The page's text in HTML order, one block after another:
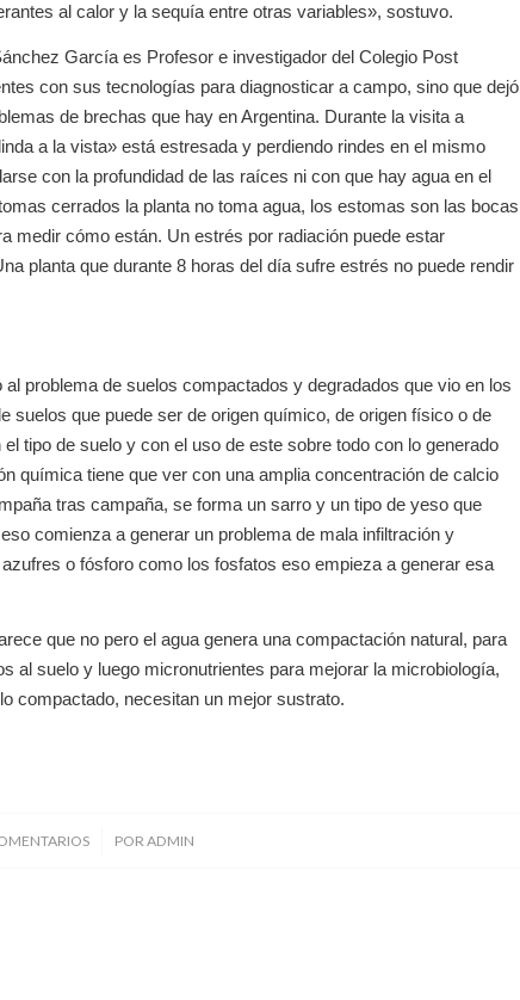
al calor y la sequía entre otras variables», sostuvo.
García es Profesor e investigador del Colegio Post
con sus tecnologías para diagnosticar a campo, sino que dejó
de brechas que hay en Argentina. Durante la visita a
a la vista» está estresada y perdiendo rindes en el mismo
con la profundidad de las raíces ni con que hay agua en el
cerrados la planta no toma agua, los estomas son las bocas
medir cómo están. Un estrés por radiación puede estar
planta que durante 8 horas del día sufre estrés no puede rendir
problema de suelos compactados y degradados que vio en los
que puede ser de origen químico, de origen físico o de
tipo de suelo y con el uso de este sobre todo con lo generado
química tiene que ver con una amplia concentración de calcio
tras campaña, se forma un sarro y un tipo de yeso que
comienza a generar un problema de mala infiltración y
o fósforo como los fosfatos eso empieza a generar esa
que no pero el agua genera una compactación natural, para
al suelo y luego micronutrientes para mejorar la microbiología,
compactado, necesitan un mejor sustrato.
/ POR ADMIN